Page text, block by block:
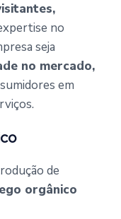
no
seja
no mercado,
em
de
orgânico